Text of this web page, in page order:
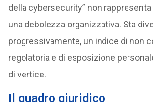
della cybersecurity” non
una debolezza organizzativa. Sta
progressivamente, un indice di non
regolatoria e di esposizione
di vertice.
Il quadro giuridico